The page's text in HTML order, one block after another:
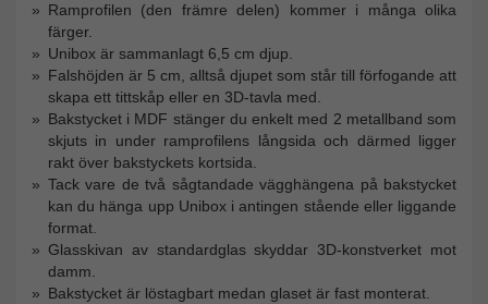
Ramprofilen (den främre delen) kommer i många olika
färger.
Unibox är sammanlagt 6,5 cm djup.
Falshöjden är 5 cm, alltså djupet som står till förfogande att
skapa ett tittskåp eller en 3D-tavla med.
Bakstycket i MDF stänger du enkelt med 2 metallband som
skjuts in under ramprofilens långsida och därmed ligger
rakt över bakstyckets kortsida.
Tack vare de två sågtandade vägghängena på bakstycket
kan du hänga upp Unibox i antingen stående eller liggande
format.
Glasskivan av standardglas skyddar 3D-konstverket mot
damm.
Bakstycket är löstagbart medan glaset är fast monterat.